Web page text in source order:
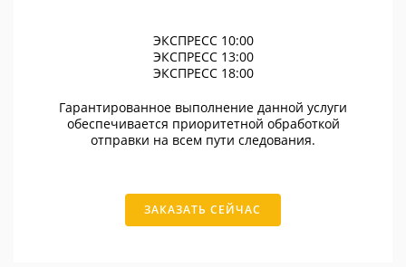
ЭКСПРЕСС 10:00
ЭКСПРЕСС 13:00
ЭКСПРЕСС 18:00
Гарантированное выполнение данной услуги
обеспечивается приоритетной обработкой
отправки на всем пути следования.
ЗАКАЗАТЬ СЕЙЧАС